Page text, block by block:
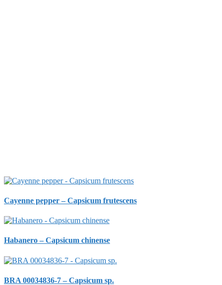
Cayenne pepper – Capsicum frutescens
Habanero – Capsicum chinense
BRA 00034836-7 – Capsicum sp.